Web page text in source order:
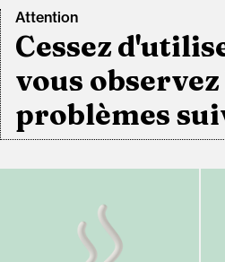
Attention
Cessez
vous observez
problèmes